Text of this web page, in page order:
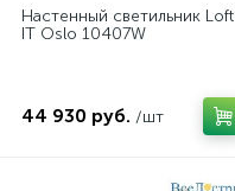
Настенный светильник Loft
IT Oslo 10407W
44 930 руб. /шт